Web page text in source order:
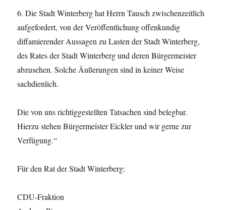
6. Die Stadt Winterberg hat Herrn Tausch zwischenzeitlich
aufgefordert, von der Veröffentlichung offenkundig
diffamierender Aussagen zu Lasten der Stadt Winterberg,
des Rates der Stadt Winterberg und deren Bürgermeister
abzusehen. Solche Äußerungen sind in keiner Weise
sachdienlich.
Die von uns richtiggestellten Tatsachen sind belegbar.
Hierzu stehen Bürgermeister Eickler und wir gerne zur
Verfügung.“
Für den Rat der Stadt Winterberg:
CDU-Fraktion